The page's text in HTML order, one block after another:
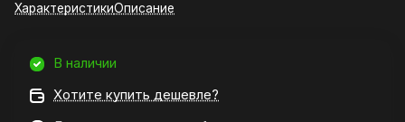
ХарактеристикиОписание
В наличии
Хотите купить дешевле?